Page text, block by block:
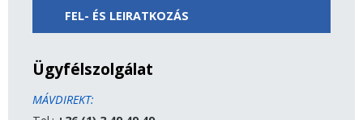
FEL- ÉS LEIRATKOZÁS
Ügyfélszolgálat
MÁVDIREKT: